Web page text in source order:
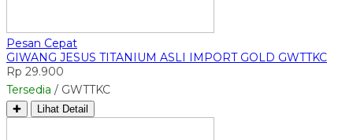
Pesan Cepat
GIWANG JESUS TITANIUM ASLI IMPORT GOLD GWTTKC
Rp 29.900
Tersedia / GWTTKC
✚ Lihat Detail